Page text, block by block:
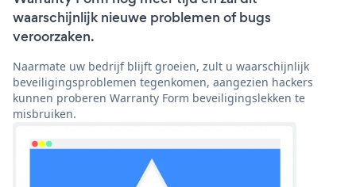
waarschijnlijk nieuwe problemen of bugs
veroorzaken.
Naarmate uw bedrijf blijft groeien, zult u waarschijnlijk
beveiligingsproblemen tegenkomen, aangezien hackers
kunnen proberen Warranty Form beveiligingslekken te
misbruiken.